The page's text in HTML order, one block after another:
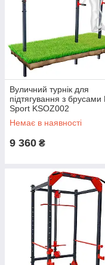
Вуличний турнік для
підтягування з брусами
Sport KSOZ002
Немає в наявності
9 360 ₴